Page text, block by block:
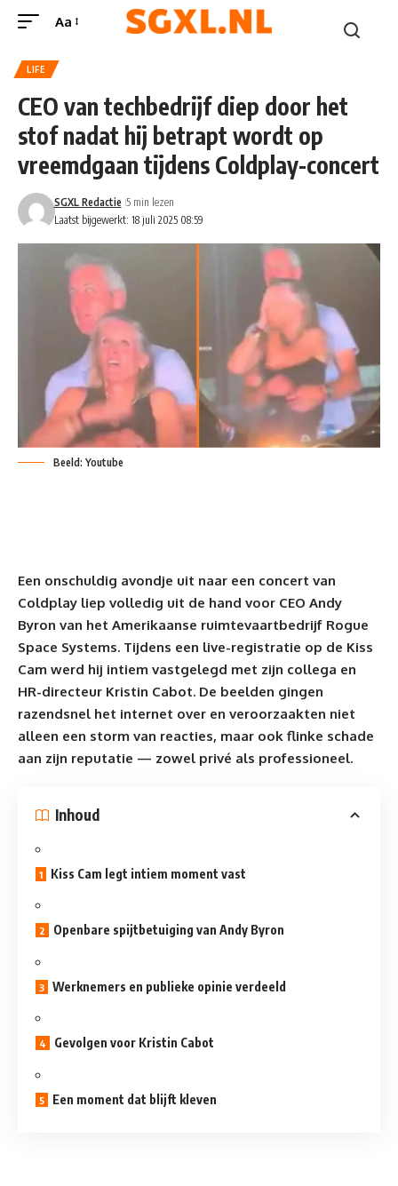
Aa
LIFE
CEO van techbedrijf diep door het
stof nadat hij betrapt wordt op
vreemdgaan tijdens Coldplay-concert
Laatst bijgewerkt: 18 juli 2025 08:59
SGXL Redactie 5 min lezen
Beeld: Youtube
Een onschuldig avondje uit naar een concert van
Coldplay liep volledig uit de hand voor CEO Andy
Byron van het Amerikaanse ruimtevaartbedrijf Rogue
Space Systems. Tijdens een live-registratie op de Kiss
Cam werd hij intiem vastgelegd met zijn collega en
HR-directeur Kristin Cabot. De beelden gingen
razendsnel het internet over en veroorzaakten niet
alleen een storm van reacties, maar ook flinke schade
aan zijn reputatie — zowel privé als professioneel.
Inhoud
Kiss Cam legt intiem moment vast
Openbare spijtbetuiging van Andy Byron
Werknemers en publieke opinie verdeeld
Gevolgen voor Kristin Cabot
Een moment dat blijft kleven